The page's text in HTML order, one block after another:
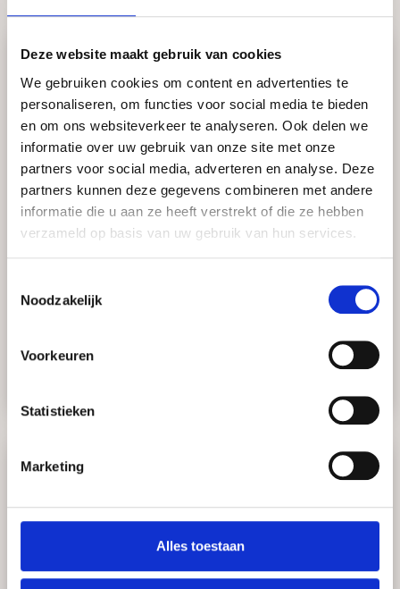
Deze website maakt gebruik van cookies
We gebruiken cookies om content en advertenties te
personaliseren, om functies voor social media te bieden
en om ons websiteverkeer te analyseren. Ook delen we
informatie over uw gebruik van onze site met onze
partners voor social media, adverteren en analyse. Deze
partners kunnen deze gegevens combineren met andere
informatie die u aan ze heeft verstrekt of die ze hebben
verzameld op basis van uw gebruik van hun services.
Noodzakelijk
Voorkeuren
Statistieken
Marketing
Alles toestaan